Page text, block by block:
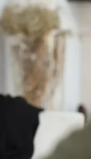
için lütfen
tıklayınız.